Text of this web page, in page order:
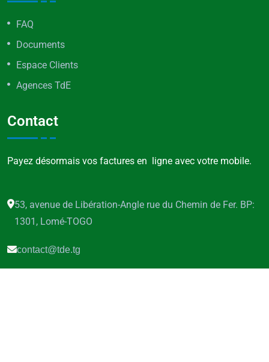
FAQ
Documents
Espace Clients
Agences TdE
Contact
Payez désormais vos factures en ligne avec votre mobile.
53, avenue de Libération-Angle rue du Chemin de Fer. BP:
1301, Lomé-TOGO
contact@tde.tg